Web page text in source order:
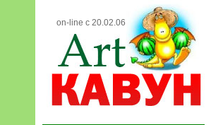
on-line с 20.02.06